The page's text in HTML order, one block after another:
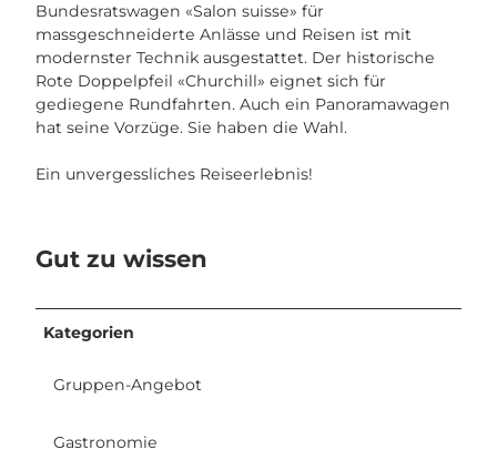
Bundesratswagen «Salon suisse» für
massgeschneiderte Anlässe und Reisen ist mit
modernster Technik ausgestattet. Der historische
Rote Doppelpfeil «Churchill» eignet sich für
gediegene Rundfahrten. Auch ein Panoramawagen
hat seine Vorzüge. Sie haben die Wahl.
Ein unvergessliches Reiseerlebnis!
Gut zu wissen
Kategorien
Gruppen-Angebot
Gastronomie